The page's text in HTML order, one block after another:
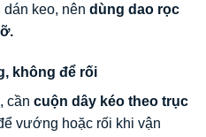
keo, nên dùng dao rọc
không để rối
cần cuộn dây kéo theo trục
vướng hoặc rối khi vận